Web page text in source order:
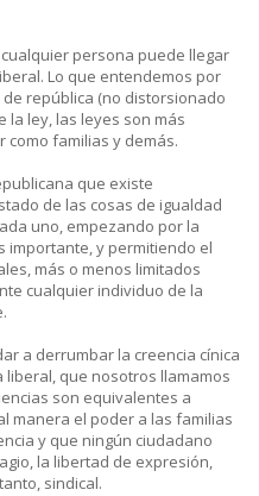
persona puede llegar
Lo que entendemos por
república (no distorsionado
la ley, las leyes son más
familias y demás.
que existe
de las cosas de igualdad
uno, empezando por la
importante, y permitiendo el
más o menos limitados
cualquier individuo de la
a derrumbar la creencia cínica
que nosotros llamamos
son equivalentes a
manera el poder a las familias
y que ningún ciudadano
la libertad de expresión,
sindical.